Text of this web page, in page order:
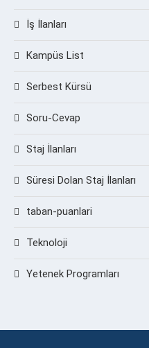
İş İlanları
Kampüs List
Serbest Kürsü
Soru-Cevap
Staj İlanları
Süresi Dolan Staj İlanları
taban-puanlari
Teknoloji
Yetenek Programları